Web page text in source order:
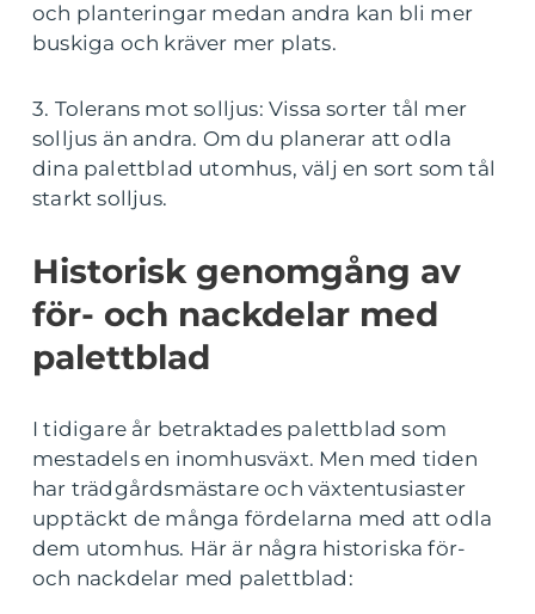
och planteringar medan andra kan bli mer
buskiga och kräver mer plats.
3. Tolerans mot solljus: Vissa sorter tål mer
solljus än andra. Om du planerar att odla
dina palettblad utomhus, välj en sort som tål
starkt solljus.
Historisk genomgång av
för- och nackdelar med
palettblad
I tidigare år betraktades palettblad som
mestadels en inomhusväxt. Men med tiden
har trädgårdsmästare och växtentusiaster
upptäckt de många fördelarna med att odla
dem utomhus. Här är några historiska för-
och nackdelar med palettblad: